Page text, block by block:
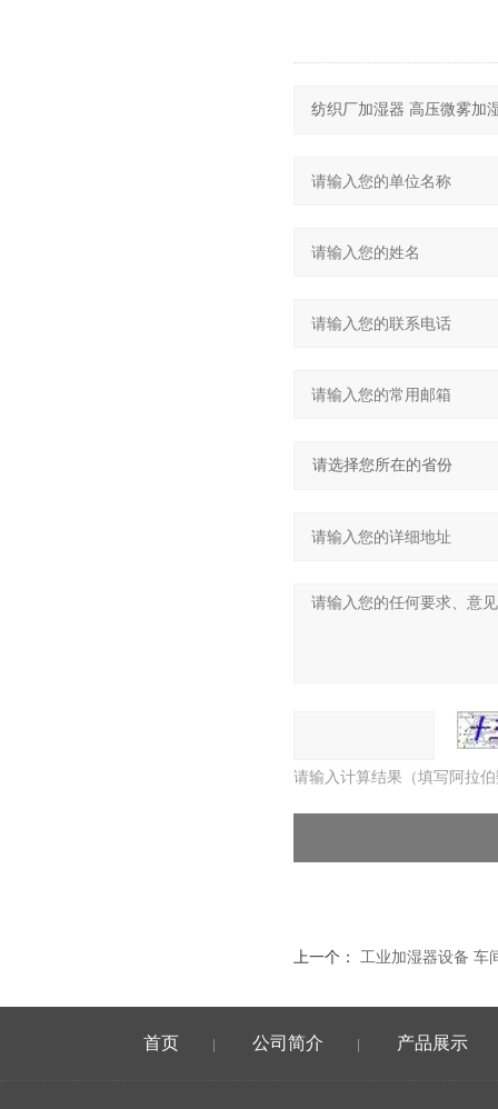
请输入计算结果（填写阿拉
上一个： 工业加湿器设备 车
首页 公司简介 产品展示